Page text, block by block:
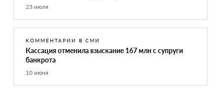
23 июля
КОММЕНТАРИИ В СМИ
Кассация отменила взыскание 167 млн с супруги
банкрота
10 июня